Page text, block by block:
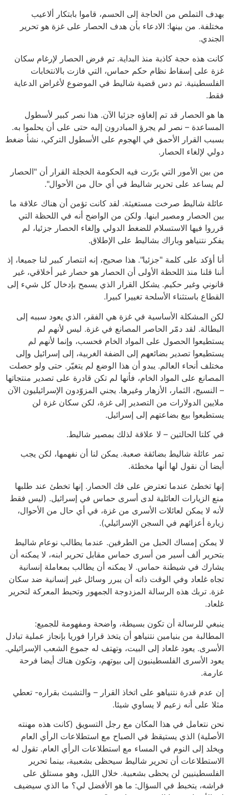
بهدف التملص من الحاجة إلى الحسم، قاموا بابتكار ألاعيب
مختلفة. من بينها: الادعاء بأن هدف الحصار على غزة هو تحرير
الجندي.
كانت هذه حجة كاذبة منذ البداية. تم فرض الحصار لإرغام سكان
غزة على إسقاط نظام حكم حماس، التي فازت بالانتخابات
الفلسطينية. تم دس قضية شاليط في الموضوع لأغراض الدعاية
فقط.
ها هو الحصار قد تم إلغاؤه جزئيا الآن. هذا نصر كبير لأسطول
المساعدة – نصر لم يجرؤ المبادرون إليه حتى على أن يحلموا به.
بسبب القرار الأحمق في الهجوم على الأسطول التركي، نشأ ضغط
دولي لإلغاء الحصار.
من بين الأمور التي برّرت فيه الحكومة الخجلة القرار أن "الحصار
لم يساعد على تحرير شاليط في أي حال من الأحوال".
عائلة شاليط صرخت مستغيثة. لقد كانت تؤمن أن هناك علاقة ما
بين الحصار ومصير ابنها. ولكن من الواضح أنه في اللحظة التي
قرروا فيها الاستسلام للضغط الدولي وإلغاء الحصار جزئيا، لم
يفكر نتنياهو وباراك بشاليط على الإطلاق.
أنا أؤكد على كلمة "جزئيا". هذا صحيح، إنه انتصار كبير لنا جميعا، إذ
أننا قلنا منذ اللحظة الأولى أن الحصار هو حصار غير أخلاقي، غير
قانوني وغير حكيم. يشكل القرار الذي يسمح بإدخال كل شيء إلى
القطاع باستثناء الأسلحة تغييرا كبيرا.
لكن المشكلة الأساسية في غزة هي الفقر، الذي يعود سببه إلى
البطالة. لقد دمّر الحاصر المصانع في غزة. ليس لأنهم لم
يستطيعوا الحصول على المواد الخام فحسب، وإنما لأنهم لم
يستطيعوا تصدير بضائعهم إلى الضفة الغربية، إلى إسرائيل وإلى
مختلف أنحاء العالم. يبدو أن هذا الوضع لم يتغيّر. حتى ولو حصلت
المصانع على المواد الخام، فأنها لم تكن قادرة على تصدير منتجاتها
– النسيج، الثمار، الأزهار وغيرها. يجني المزوّدون الإسرائيليون الآن
ملايين الدولارات من التصدير إلى غزة، لكن سكان غزة لن
يستطيعوا بيع بضاعتهم إلى إسرائيل.
في كلتا الحالتين – لا علاقة لذلك بمصير شاليط.
تمر عائلة شاليط بضائقة صعبة. يمكن لنا أن نفهمها، لكن يجب
أيضا أن نقول لها أنها مخطئة.
إنها تخطئ عندما تعترض على فك الحصار. إنها تخطئ عند طلبها
منع الزيارات العائلية لدى أسرى حماس في إسرائيل. (ليس فقط
لأنه لا يمكن لعائلات الأسرى من غزة، في أي حال من الأحوال،
زيارة أعزائهم في السجن الإسرائيلي).
لا يمكن إمساك الحبل من الطرفين. عندما يطالب نوعام شاليط
بتحرير ألف أسير من أسرى حماس مقابل تحرير ابنه، لا يمكنه أن
يشارك في شيطنة حماس. لا يمكنه أن يطالب بمعاملة إنسانية
تجاه غلعاد وفي الوقت ذاته أن يبرر وسائل غير إنسانية ضد سكان
غزة. تربك هذه الرسالة المزدوجة الجمهور وتحبط المعركة لتحرير
غلعاد.
ينبغي للرسالة أن تكون بسيطة، واضحة ومفهومة للجميع:
المطالبة من بنيامين نتنياهو أن يتخذ قرارا فوريا بإنجاز عملية تبادل
الأسرى. يعود غلعاد إلى البيت، وتهتف له جموع الشعب الإسرائيلي.
يعود الأسرى الفلسطينيون إلى بيوتهم، وتكون هناك أيضا فرحة
عارمة.
إن عدم قدرة نتنياهو على اتخاذ القرار – والتشبث بقراره- تعطي
مثلا على أنه زعيم لا يساوي شيئا.
نحن نتعامل في هذا المكان مع رجل التسويق (كانت هذه مهنته
الأصلية) الذي يستيقظ في الصباح مع استطلاعات الرأي العام
ويخلد إلى النوم في المساء مع استطلاعات الرأي العام. تقول له
الاستطلاعات أن تحرير شاليط سيحظى بشعبية، بينما تحرير
الفلسطينيين لن يحظى بشعبية. خلال الليل، وهو مستلق على
فراشه، يتخبط في السؤال: ما هو الأفضل لي؟ ما الذي سيضيف